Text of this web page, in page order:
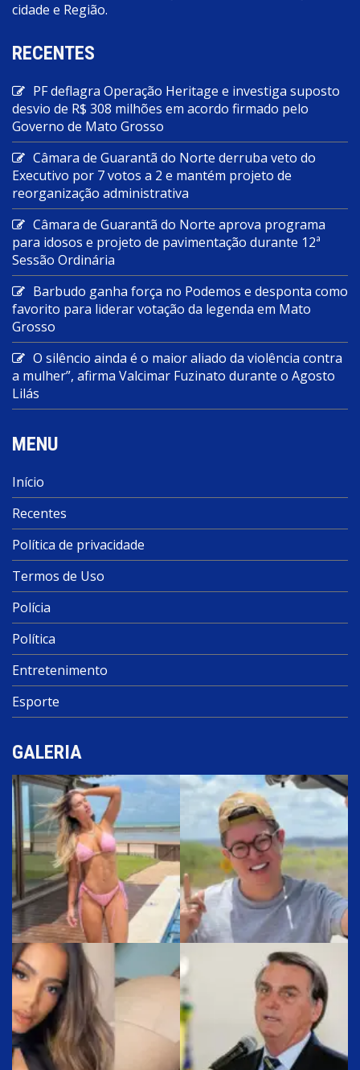
cidade e Região.
RECENTES
PF deflagra Operação Heritage e investiga suposto
desvio de R$ 308 milhões em acordo firmado pelo
Governo de Mato Grosso
Câmara de Guarantã do Norte derruba veto do
Executivo por 7 votos a 2 e mantém projeto de
reorganização administrativa
Câmara de Guarantã do Norte aprova programa
para idosos e projeto de pavimentação durante 12ª
Sessão Ordinária
Barbudo ganha força no Podemos e desponta como
favorito para liderar votação da legenda em Mato
Grosso
O silêncio ainda é o maior aliado da violência contra
a mulher”, afirma Valcimar Fuzinato durante o Agosto
Lilás
MENU
Início
Recentes
Política de privacidade
Termos de Uso
Polícia
Política
Entretenimento
Esporte
GALERIA